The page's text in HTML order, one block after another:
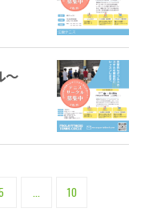
～
... 10